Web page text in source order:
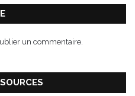
un commentaire.